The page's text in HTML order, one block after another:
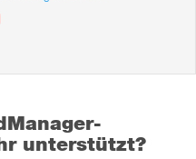
unterstützt?